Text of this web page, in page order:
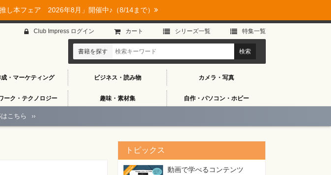
し本フェア 2026年8月」開催中♪（8/14まで）
・マーケティング ビジネス・読み物 カメラ・写真
ーク・テクノロジー 趣味・素材集 自作・パソコン・ホビー
Club Impress ログイン カート シリーズ⼀覧 特集⼀覧
書籍を探す
こちら ››
トピックス
動画で学べるコンテンツ